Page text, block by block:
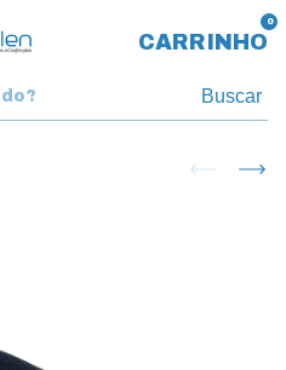
CARRINHO
0
Buscar